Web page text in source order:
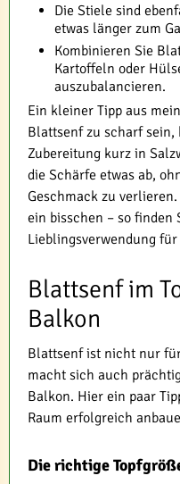
Die Stiele sind
etwas länger zum
Kombinieren Sie
Kartoffeln oder
auszubalancieren.
Ein kleiner Tipp aus
Blattsenf zu scharf
Zubereitung kurz in
die Schärfe etwas ab,
Geschmack zu
ein bisschen – so finden
Lieblingsverwendung
Blattsenf im
Balkon
Blattsenf ist nicht nur
macht sich auch
Balkon. Hier ein paar
Raum erfolgreich
Die richtige